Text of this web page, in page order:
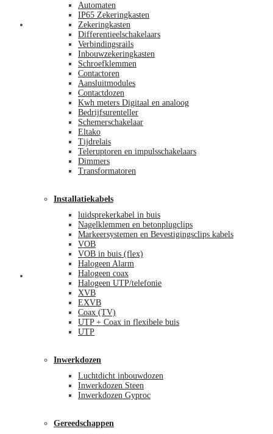
Mijn account
Automaten
IP65 Zekeringkasten
Zekeringkasten
Differentieelschakelaars
Verbindingsrails
Inbouwzekeringkasten
Schroefklemmen
Contactoren
Aansluitmodules
Contactdozen
Kwh meters Digitaal en analoog
Bedrijfsurenteller
Schemerschakelaar
Eltako
Tijdrelais
Teleruptoren en impulsschakelaars
Dimmers
Transformatoren
Installatiekabels
luidsprekerkabel in buis
Nagelklemmen en betonplugclips
Markeersystemen en Bevestigingsclips kabels
VOB
VOB in buis (flex)
Halogeen Alarm
Halogeen coax
Halogeen UTP/telefonie
XVB
EXVB
Coax (TV)
UTP + Coax in flexibele buis
UTP
Inwerkdozen
Luchtdicht inbouwdozen
Inwerkdozen Steen
Inwerkdozen Gyproc
Gereedschappen